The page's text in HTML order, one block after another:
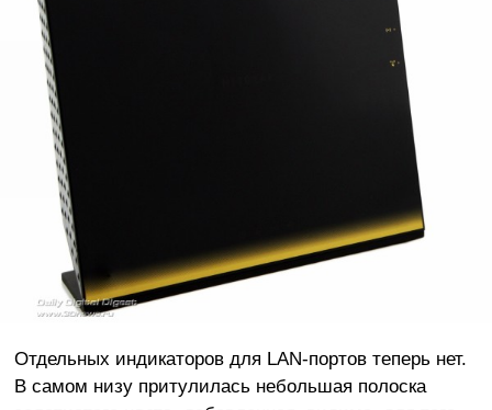
Отдельных индикаторов для LAN-портов теперь нет.
В самом низу притулилась небольшая полоска